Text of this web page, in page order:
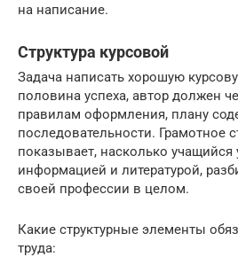
на написание.
Структура курсовой
Задача написать хорошую
половина успеха, автор должен
правилам оформления, плану
последовательности. Грамотное
показывает, насколько учащийся
информацией и литературой,
своей профессии в целом.
Какие структурные элементы
труда: